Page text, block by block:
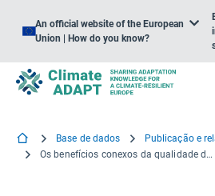
An official website of the European
Union | How do you know?
Base de dados
Publicação e
Os benefícios conexos da qualidade do ar para a saúde humana e a agricultura contrabalançam os custos para cumprir os compromissos assumidos no âmbito do Acordo de Paris